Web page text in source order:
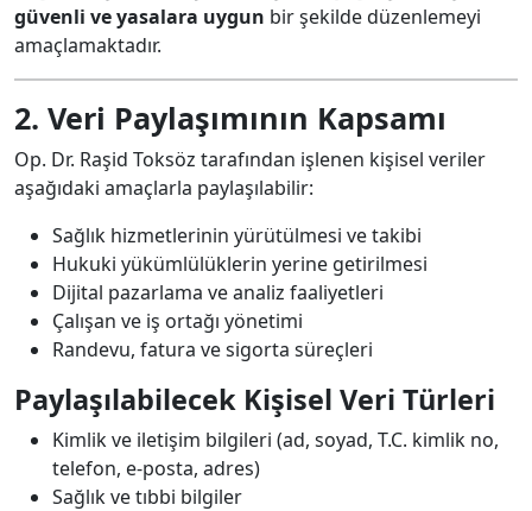
güvenli ve yasalara uygun bir şekilde düzenlemeyi
amaçlamaktadır.
2. Veri Paylaşımının Kapsamı
Op. Dr. Raşid Toksöz tarafından işlenen kişisel veriler
aşağıdaki amaçlarla paylaşılabilir:
Sağlık hizmetlerinin yürütülmesi ve takibi
Hukuki yükümlülüklerin yerine getirilmesi
Dijital pazarlama ve analiz faaliyetleri
Çalışan ve iş ortağı yönetimi
Randevu, fatura ve sigorta süreçleri
Paylaşılabilecek Kişisel Veri Türleri
Kimlik ve iletişim bilgileri (ad, soyad, T.C. kimlik no,
telefon, e-posta, adres)
Sağlık ve tıbbi bilgiler